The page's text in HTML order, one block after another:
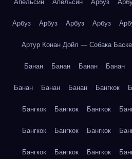
Апельсин Апельсин Арбуз
Арбуз Арбуз Арбуз Арбуз
Артур Конан Дойл — Собака
Банан Банан Банан Банан
Банан Банан Банан Бангкок
Бангкок Бангкок Бангкок
Бангкок Бангкок Бангкок
Бангкок Бангкок Бангкок